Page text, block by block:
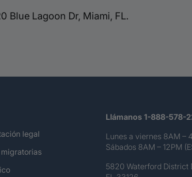
Blue Lagoon Dr, Miami, FL.
legal
Llámanos 1-888-578-
Lunes a viernes 8AM –
Sábados 8AM – 12PM
5820 Waterford District